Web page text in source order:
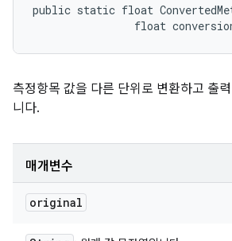
public static float
float
측정항목 값을 다른 단위로 변환하고 출
니다.
매개변수
original